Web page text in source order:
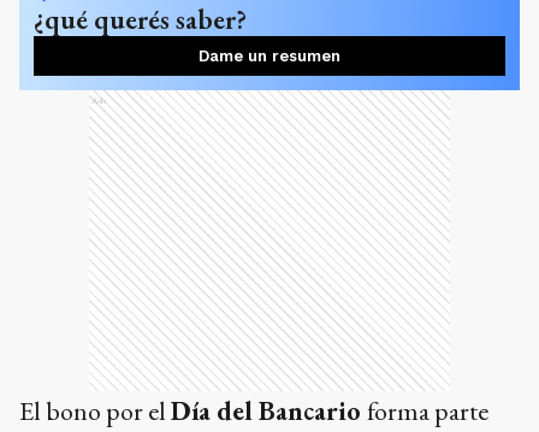
¿qué querés saber?
Dame un resumen
Ads
El bono por elDía del Bancario forma parte